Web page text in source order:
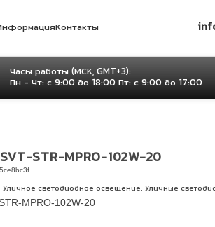
Контакты
Часы работы (МСК, GMT+3):
Пн - Чт: с 9:00 до 18:00 Пт: с 9:00 до 17:00
STR-MPRO-102W-20
Уличное светодиодное освещение Уличные
MPRO-102W-20